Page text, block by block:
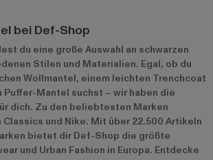
bei Def-Shop
du eine große Auswahl an schwarzen
Stilen und Materialien. Egal, ob du
Wollmantel, einem leichten Trenchcoat
Puffer-Mantel suchst – wir haben die
dich. Zu den beliebtesten Marken
Classics und Nike. Mit über 22.500 Artikeln
bietet dir Def-Shop die größte
und Urban Fashion in Europa. Entdecke